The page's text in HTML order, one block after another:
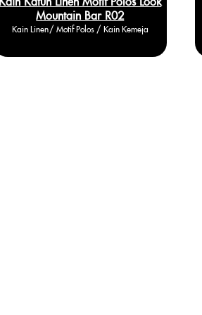
Mountain Bar R02
Kain Linen / Motif Polos / Kain Kemeja